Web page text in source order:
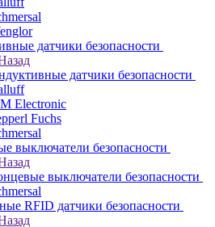
датчики безопасности
датчики безопасности
Electronic
Fuchs
выключатели безопасности
выключатели безопасности
RFID датчики безопасности